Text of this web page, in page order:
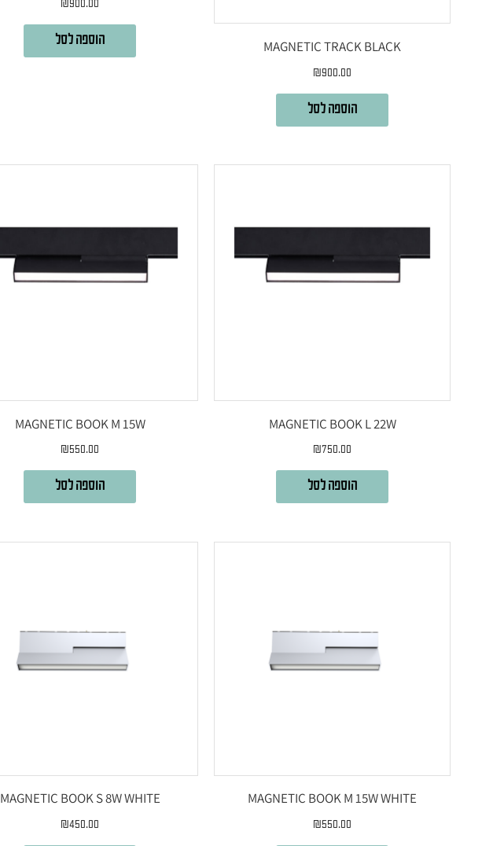
MAGNETIC TRACK BLACK
₪900.00
הוספה לסל
₪900.00
הוספה לסל
MAGNETIC BOOK L 22W
₪750.00
הוספה לסל
MAGNETIC BOOK M 15W
₪550.00
הוספה לסל
MAGNETIC BOOK M 15W WHITE
₪550.00
MAGNETIC BOOK S 8W WHITE
₪450.00